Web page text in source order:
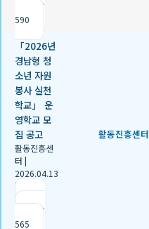
조회
590
「2026년
경남형 청
소년 자원
봉사 실천
학교」 운
영학교 모
집 공고
활동진흥센
터 |
2026.04.13
|
조회
565
활동진흥센터